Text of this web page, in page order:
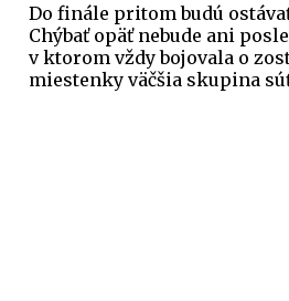
Do finále pritom budú
Chýbať opäť nebude ani
v ktorom vždy bojovala o
miestenky väčšia skupina